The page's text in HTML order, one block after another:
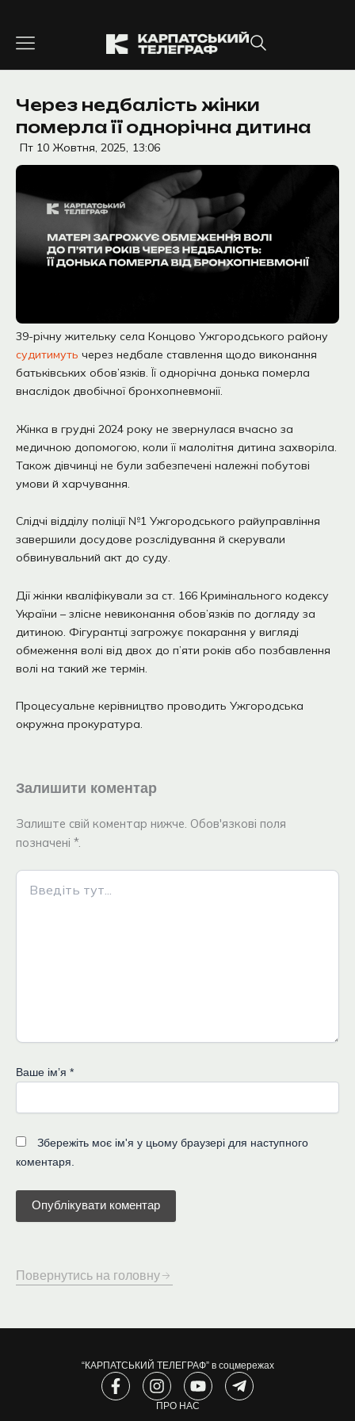
вмісту
Через недбалість жінки
померла її однорічна дитина
Пт 10 Жовтня, 2025, 13:06
39-річну жительку села Концово Ужгородського району
судитимуть через недбале ставлення щодо виконання
батьківських обов’язків. Її однорічна донька померла
внаслідок двобічної бронхопневмонії.
Жінка в грудні 2024 року не звернулася вчасно за
медичною допомогою, коли її малолітня дитина захворіла.
Також дівчинці не були забезпечені належні побутові
умови й харчування.
Слідчі відділу поліції №1 Ужгородського райуправління
завершили досудове розслідування й скерували
обвинувальний акт до суду.
Дії жінки кваліфікували за ст. 166 Кримінального кодексу
України – злісне невиконання обов’язків по догляду за
дитиною. Фігурантці загрожує покарання у вигляді
обмеження волі від двох до п’яти років або позбавлення
волі на такий же термін.
Процесуальне керівництво проводить Ужгородська
окружна прокуратура.
Залишити коментар
Залиште свій коментар нижче. Обов'язкові поля
позначені *.
Введіть
тут...
Ваше імʼя *
Збережіть моє ім'я у цьому браузері для наступного
коментаря.
Повернутись на головну
“КАРПАТСЬКИЙ ТЕЛЕГРАФ” в соцмережах
F
a
I
n
s
Y
o
u
T
e
ПРО НАС